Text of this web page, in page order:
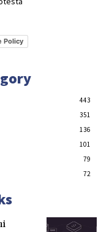
Policy
443
351
136
101
79
72